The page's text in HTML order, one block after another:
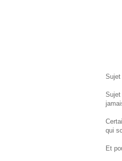
Sujet
Sujet
qui
Et